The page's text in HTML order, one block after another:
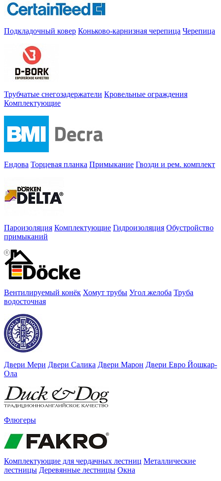
Подкладочный ковер Коньково-карнизная черепица Черепица
Трубчатые снегозадержатели Кровельные ограждения
Комплектующие
Ендова Торцевая планка Примыкание Гвозди и рем. комплект
Пароизоляция Комплектующие Гидроизоляция Обустройство
примыканий
Вентилируемый конёк Хомут трубы Угол желоба Труба
водосточная
Двери Мери Двери Салика Двери Марон Двери Евро Йошкар-
Ола
Флюгеры
Комплектующие для чердачных лестниц Металлические
лестницы Деревянные лестницы Окна